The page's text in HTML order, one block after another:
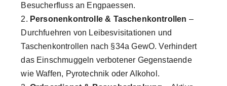
Besucherfluss an Engpaessen.
Personenkontrolle & Taschenkontrollen –
Durchfuehren von Leibesvisitationen und
Taschenkontrollen nach §34a GewO. Verhindert
das Einschmuggeln verbotener Gegenstaende
wie Waffen, Pyrotechnik oder Alkohol.